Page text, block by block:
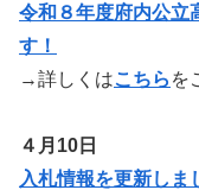
令和８年度府内公立
す！
→詳しくはこちら を
４月10日
入札情報を更新しま